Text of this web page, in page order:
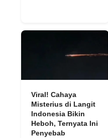
Viral! Cahaya
Misterius di Langit
Indonesia Bikin
Heboh, Ternyata Ini
Penyebab